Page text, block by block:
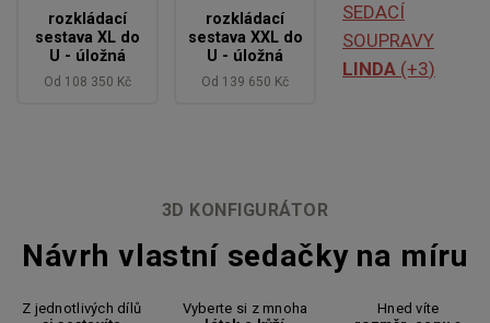
rozkládací
sestava XL do
U - úložná
Od 108 350 Kč
rozkládací
sestava XXL do
U - úložná
Od 139 650 Kč
rozkládací
sestava XXL do
U - úložná
Od 115 210 Kč
Úložná rohová
křeslem
SEDACÍ
SOUPRAVY
LINDA (+3)
3D KONFIGURÁTOR
Návrh vlastní sedačky na míru
Z jednotlivých dílů
Vyberte si z mnoha
Hned víte